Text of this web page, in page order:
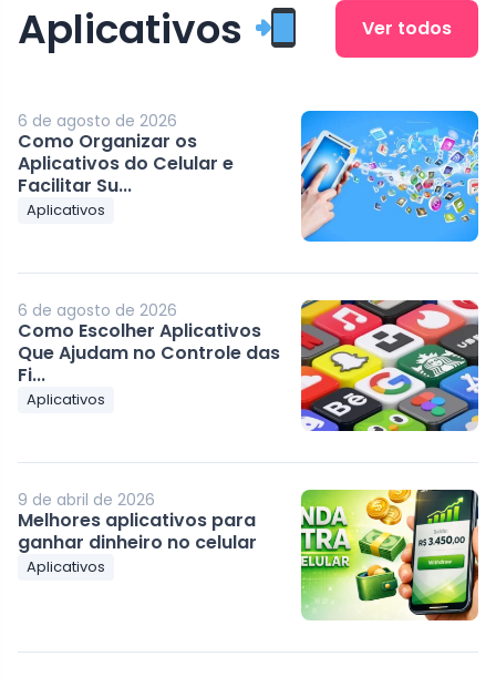
Aplicativos Ver todos
6 de agosto de 2026
Como Organizar os
Aplicativos do Celular e
Facilitar Su...
Aplicativos
6 de agosto de 2026
Como Escolher Aplicativos
Que Ajudam no Controle das
Fi...
Aplicativos
9 de abril de 2026
Melhores aplicativos para
ganhar dinheiro no celular
Aplicativos